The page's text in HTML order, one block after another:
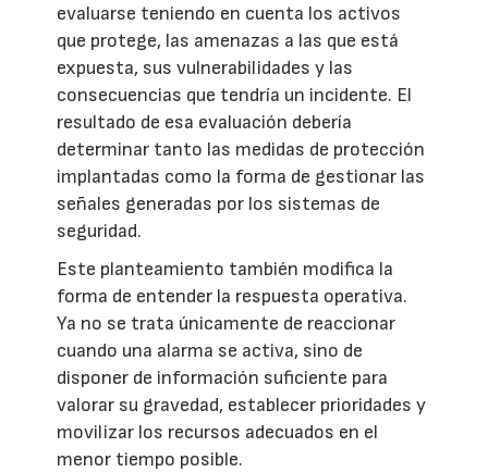
evaluarse teniendo en cuenta los activos
que protege, las amenazas a las que está
expuesta, sus vulnerabilidades y las
consecuencias que tendría un incidente. El
resultado de esa evaluación debería
determinar tanto las medidas de protección
implantadas como la forma de gestionar las
señales generadas por los sistemas de
seguridad.
Este planteamiento también modifica la
forma de entender la respuesta operativa.
Ya no se trata únicamente de reaccionar
cuando una alarma se activa, sino de
disponer de información suficiente para
valorar su gravedad, establecer prioridades y
movilizar los recursos adecuados en el
menor tiempo posible.